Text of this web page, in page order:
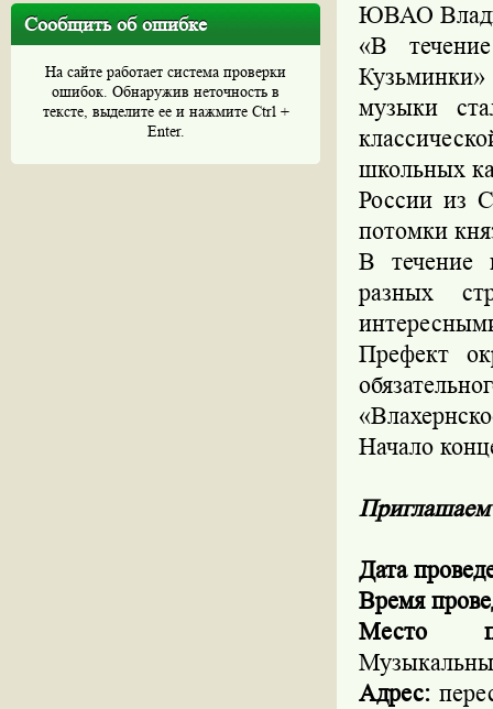
Сообщить об ошибке
На сайте работает система проверки
ошибок. Обнаружив неточность в
тексте, выделите ее и нажмите Ctrl +
Enter.
ЮВАО
«В
музыки
школьных
России из
потомки
В течение
разных
Префект
Начало
Приглашаем
Дата
Время
Место
Адрес: